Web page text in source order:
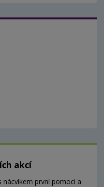
akcí
nácvikem první pomoci a